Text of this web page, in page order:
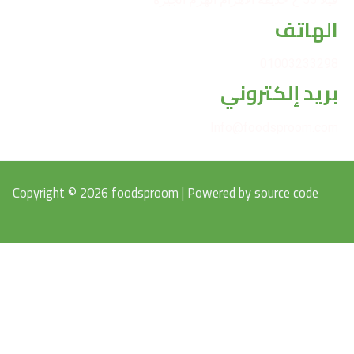
إلكتروني
Copyright © 2026 foodsproom | Powered by source code